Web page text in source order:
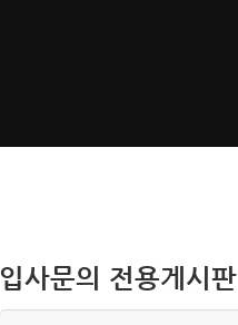
입사문의 전용게시판